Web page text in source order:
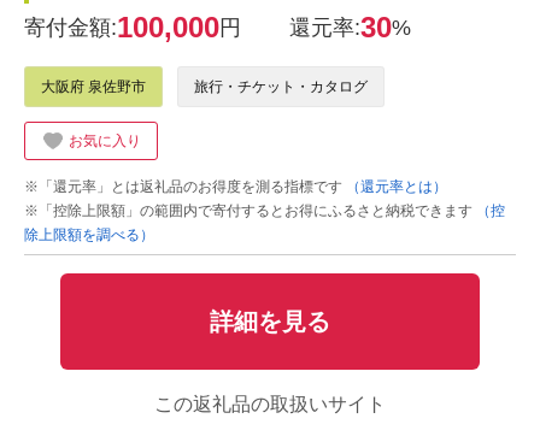
寄付金額:100,000円 還元率:30%
大阪府 泉佐野市 旅行・チケット・カタログ
お気に入り
※「還元率」とは返礼品のお得度を測る指標です
（還元率とは）
※「控除上限額」の範囲内で寄付するとお得にふるさと納税できます
（控
除上限額を調べる）
詳細を見る
この返礼品の取扱いサイト